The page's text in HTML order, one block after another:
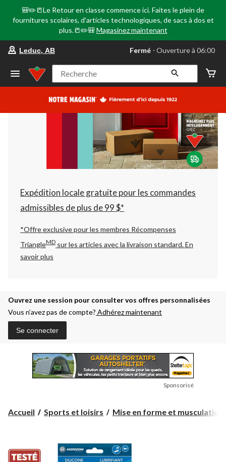
🎒✏️📒Le Retour en classe commence ici. Faites le plein de
fournitures scolaires, d'articles technologiques, de sacs à dos et
plus.📒✏️🎒 Magasinez maintenant
votre
préféré
Leduc,
AB,
courament
Ouverture
à
06:00
cliquer
pour
changer
Leduc, AB Fermé ⋅ Ouverture à 06:00
Recherche
Expédition locale gratuite pour les commandes
admissibles de plus de 99 $*
*Offre exclusive pour les membres Récompenses
TriangleMD sur les articles avec la livraison standard.En
savoir plus
Ouvrez une session pour consulter vos offres personnalisées
Vous n’avez pas de compte? Adhérez maintenant
Se connecter
Sponsorisé
Accueil Sports et loisirs Mise en forme et musculation